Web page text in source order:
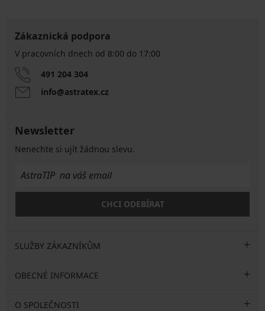
Zákaznická podpora
V pracovních dnech od 8:00 do 17:00
491 204 304
info@astratex.cz
Newsletter
Nenechte si ujít žádnou slevu.
CHCI ODEBÍRAT
SLUŽBY ZÁKAZNÍKŮM
OBECNÉ INFORMACE
O SPOLEČNOSTI